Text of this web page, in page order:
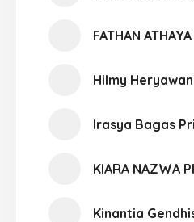
FATHAN
Hilmy
Irasya Bagas
KIARA NAZWA
Kinantia